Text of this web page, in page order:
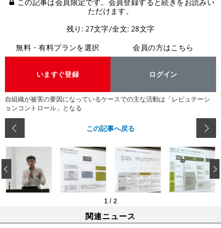
この記事は会員限定です。会員登録すると続きをお読みい
ただけます。
残り: 27文字/全文: 28文字
無料・有料プランを選択
いますぐ登録
会員の方はこちら
ログイン
自組織が被害の要因になっているケースでの主な活動は「レピュテーシ
ョンコントロール」となる
この記事へ戻る
1 / 2
‹
関連ニュース